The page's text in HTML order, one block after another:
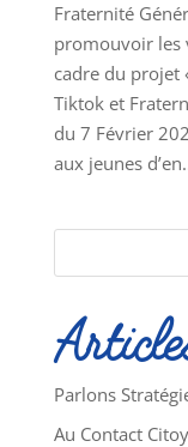
Fraternité
promouvoir les
cadre du projet
Tiktok et
du 7 Février
aux jeunes
Parlons
Au Contact